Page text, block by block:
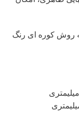
روش کوره ای رنگ